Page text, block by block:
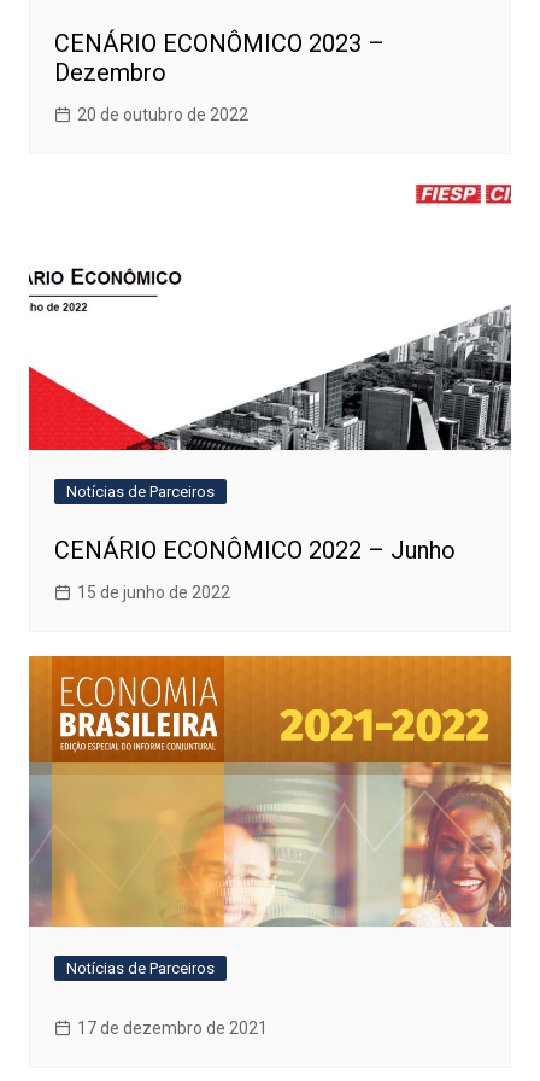
CENÁRIO ECONÔMICO 2023 –
Dezembro
20 de outubro de 2022
Notícias de Parceiros
CENÁRIO ECONÔMICO 2022 – Junho
15 de junho de 2022
Notícias de Parceiros
17 de dezembro de 2021